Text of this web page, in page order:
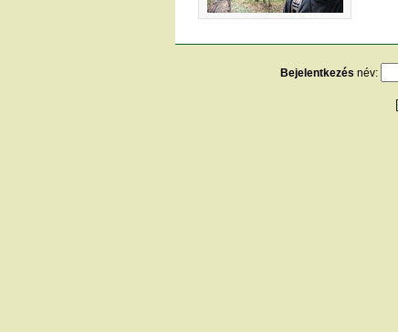
Bejelentkezés név: